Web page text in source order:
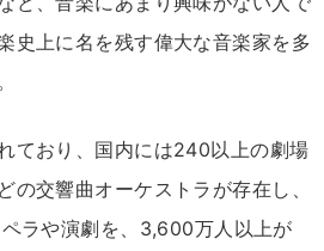
史上に名を残す偉大な音楽家を多
ており、国内には240以上の劇場
の交響曲オーケストラが存在し、
ラや演劇を、3,600万人以上が